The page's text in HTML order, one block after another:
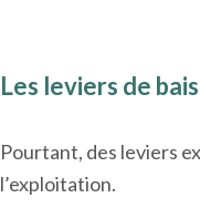
Les leviers de
Pourtant, des leviers
l’exploitation.